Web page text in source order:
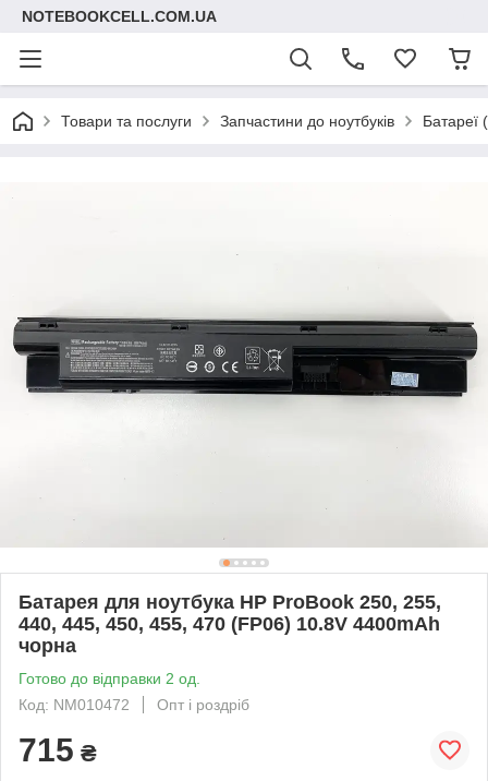
NOTEBOOKCELL.COM.UA
Товари та послуги Запчастини до ноутбуків Батареї
Батарея для ноутбука HP ProBook 250, 255,
440, 445, 450, 455, 470 (FP06) 10.8V 4400mAh
чорна
Готово до відправки 2 од.
Код: NM010472
Опт і роздріб
715 ₴